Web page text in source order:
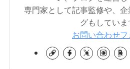
専門家として記事監修や、
グもしていま
お問い合わせ